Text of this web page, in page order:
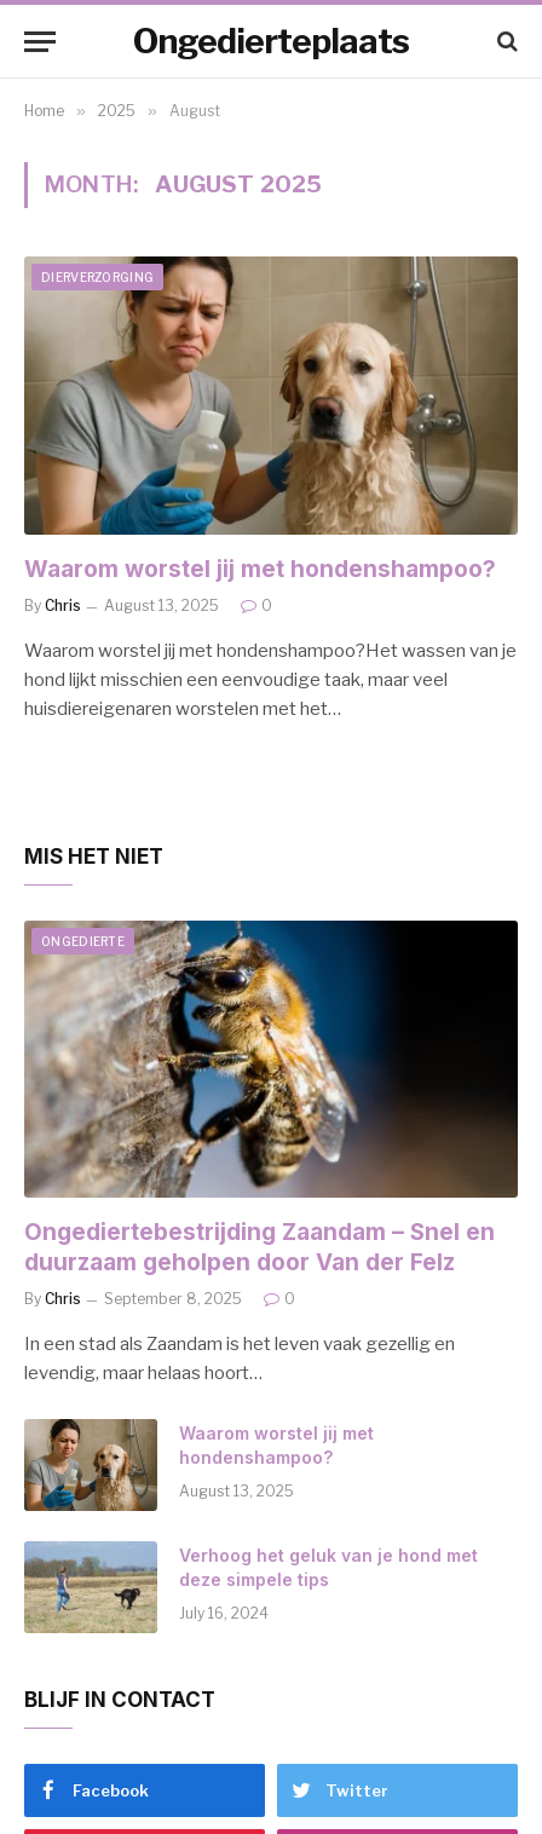
Ongedierteplaats
Home » 2025 » August
MONTH: AUGUST 2025
DIERVERZORGING
Waarom worstel jij met hondenshampoo?
By Chris August 13, 2025 0
Waarom worstel jij met hondenshampoo?Het wassen van je
hond lijkt misschien een eenvoudige taak, maar veel
huisdiereigenaren worstelen met het…
MIS HET NIET
ONGEDIERTE
Ongediertebestrijding Zaandam – Snel en
duurzaam geholpen door Van der Felz
By Chris September 8, 2025 0
In een stad als Zaandam is het leven vaak gezellig en
levendig, maar helaas hoort…
Waarom worstel jij met
hondenshampoo?
August 13, 2025
Verhoog het geluk van je hond met
deze simpele tips
July 16, 2024
BLIJF IN CONTACT
Facebook Twitter